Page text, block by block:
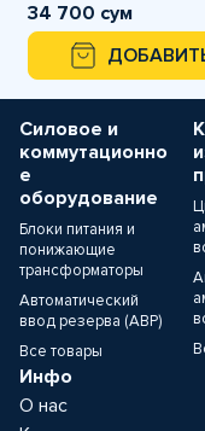
34 700 сум
Силовое и
коммутационно
е
оборудование
Блоки питания и
понижающие
трансформаторы
Автоматический
ввод резерва (АВР)
Все товары
Инфо
О нас